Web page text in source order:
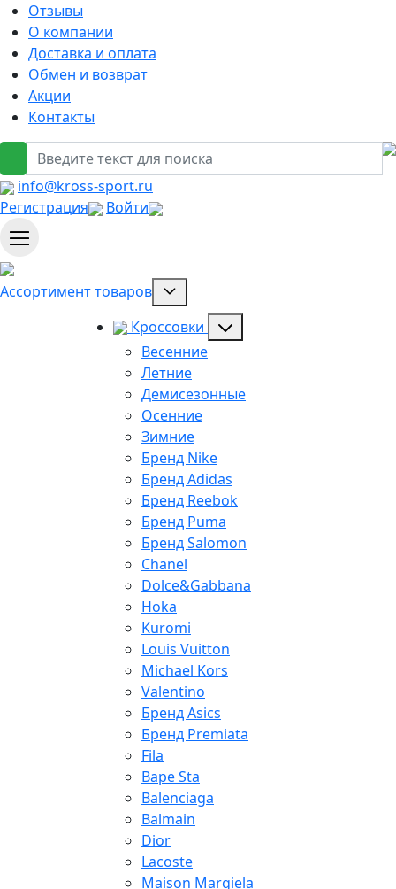
Отзывы
О компании
Доставка и оплата
Обмен и возврат
Акции
Контакты
info@kross-sport.ru
Регистрация
Войти
Ассортимент товаров
Кроссовки
Весенние
Летние
Демисезонные
Осенние
Зимние
Бренд Nike
Бренд Adidas
Бренд Reebok
Бренд Puma
Бренд Salomon
Chanel
Dolce&Gabbana
Hoka
Kuromi
Louis Vuitton
Michael Kors
Valentino
Бренд Asics
Бренд Premiata
Fila
Bape Sta
Balenciaga
Balmain
Dior
Lacoste
Maison Margiela